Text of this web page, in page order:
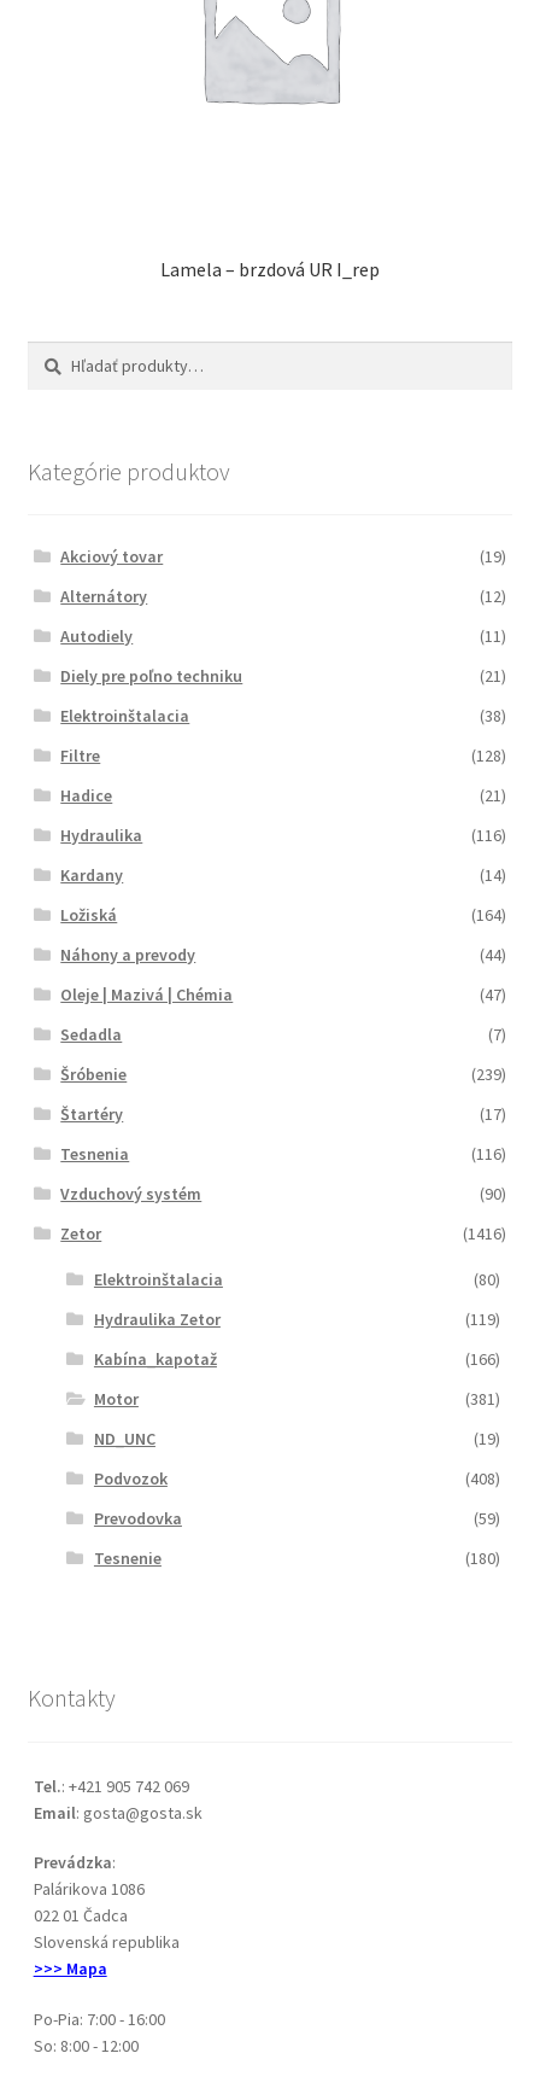
Lamela – brzdová UR I_rep
Hľadať:
Vyhľadávanie
Kategórie produktov
Akciový tovar
(19)
Alternátory
(12)
Autodiely
(11)
Diely pre poľno techniku
(21)
Elektroinštalacia
(38)
Filtre
(128)
Hadice
(21)
Hydraulika
(116)
Kardany
(14)
Ložiská
(164)
Náhony a prevody
(44)
Oleje | Mazivá | Chémia
(47)
Sedadla
(7)
Šróbenie
(239)
Štartéry
(17)
Tesnenia
(116)
Vzduchový systém
(90)
Zetor
(1416)
Elektroinštalacia
(80)
Hydraulika Zetor
(119)
Kabína_kapotaž
(166)
Motor
(381)
ND_UNC
(19)
Podvozok
(408)
Prevodovka
(59)
Tesnenie
(180)
Kontakty
Tel.: +421 905 742 069
Email: gosta@gosta.sk
Prevádzka:
Palárikova 1086
022 01 Čadca
Slovenská republika
>>> Mapa
Po-Pia: 7:00 - 16:00
So: 8:00 - 12:00